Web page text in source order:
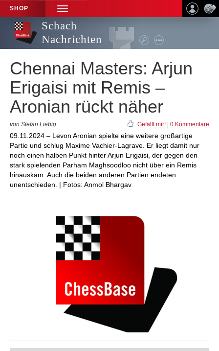
SHOP
TOGGLE
NAVIGATION
Schach
Nachrichten
Chennai Masters: Arjun
Erigaisi mit Remis –
Aronian rückt näher
von Stefan Liebig Gefällt mir! 0 Kommentare
09.11.2024 – Levon Aronian spielte eine weitere großartige
Partie und schlug Maxime Vachier-Lagrave. Er liegt damit nur
noch einen halben Punkt hinter Arjun Erigaisi, der gegen den
stark spielenden Parham Maghsoodloo nicht über ein Remis
hinauskam. Auch die beiden anderen Partien endeten
unentschieden. | Fotos: Anmol Bhargav